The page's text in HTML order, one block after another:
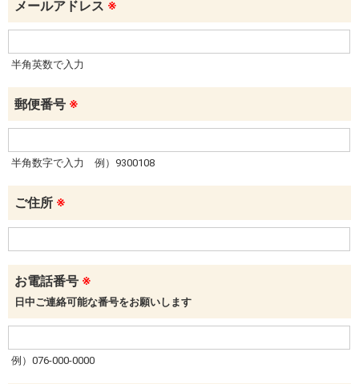
メールアドレス ※
半角英数で入力
郵便番号 ※
半角数字で入力 例）9300108
ご住所 ※
お電話番号 ※
日中ご連絡可能な番号をお願いします
例）076-000-0000